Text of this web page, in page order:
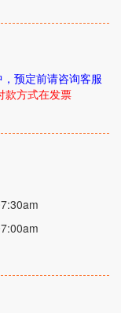
预定前请咨询客服
款方式在发票